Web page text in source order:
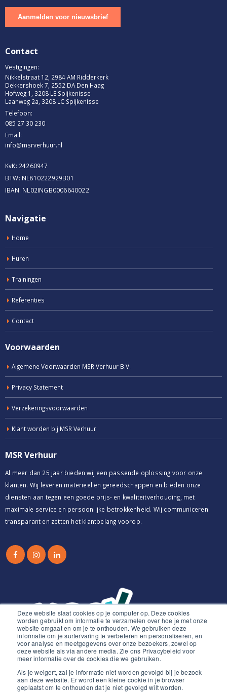
Deze website slaat cookies op je computer op. Deze cookies
worden gebruikt om informatie te verzamelen over hoe je met onze
website omgaat en om je te onthouden. We gebruiken deze
informatie om je surfervaring te verbeteren en personaliseren, en
voor analyse en meetgegevens over onze bezoekers, zowel op
deze website als via andere media. Zie ons Privacybeleid voor
meer informatie over de cookies die we gebruiken.
Als je weigert, zal je informatie niet worden gevolgd bij je bezoek
aan deze website. Er wordt een kleine cookie in je browser
geplaatst om te onthouden dat je niet gevolgd wilt worden.
Contact
Vestigingen:
Nikkelstraat 12, 2984 AM Ridderkerk
Dekkershoek 7, 2552 DA Den Haag
Hofweg 1, 3208 LE Spijkenisse
Laanweg 2a, 3208 LC Spijkenisse
Telefoon:
085 27 30 230
Email:
info@msrverhuur.nl
KvK: 24260947
BTW: NL810222929B01
IBAN: NL02INGB0006640022
Navigatie
Home
Huren
Trainingen
Referenties
Contact
Voorwaarden
Algemene Voorwaarden MSR Verhuur B.V.
Privacy Statement
Verzekeringsvoorwaarden
Klant worden bij MSR Verhuur
MSR Verhuur
Al meer dan 25 jaar bieden wij een passende oplossing voor onze
klanten. Wij leveren materieel en gereedschappen en bieden onze
diensten aan tegen een goede prijs- en kwaliteitverhouding, met
maximale service en persoonlijke betrokkenheid. Wij communiceren
transparant en zetten het klantbelang voorop.
© 2021. All Rights Reserved